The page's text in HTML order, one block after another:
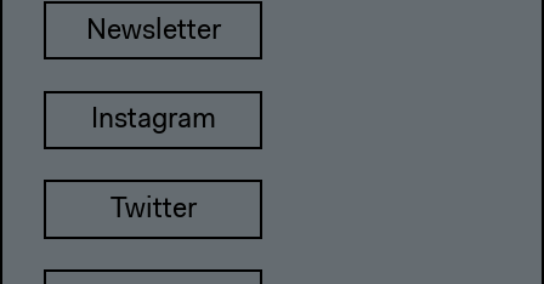
Newsletter
Instagram
Twitter